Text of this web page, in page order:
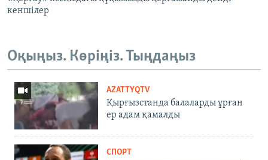
кеншілер
Оқыңыз. Көріңіз. Тыңдаңыз
AZATTYQTV
Қырғызстанда балаларды ұрған
ер адам қамалды
СПОРТ